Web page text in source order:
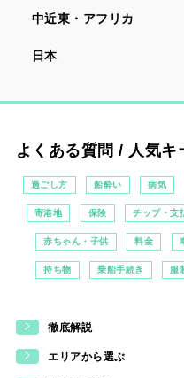
中近東・アフリカ
日本
よくある質問 / 人気キ
過ごし方 船酔い 病気
寄港地 保険 チップ・支
赤ちゃん・子供 料金
持ち物 乗船手続き 服
徹底解説
エリアから選ぶ